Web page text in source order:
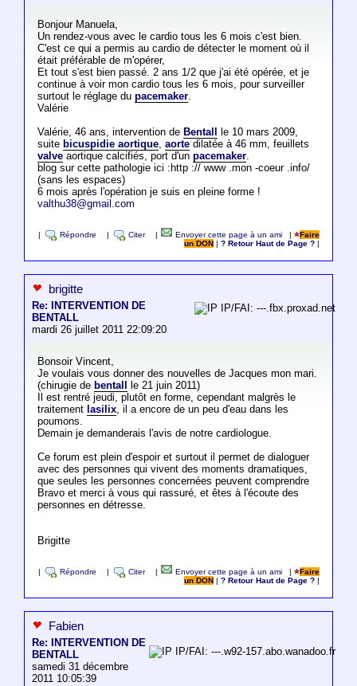
Bonjour Manuela,
Un rendez-vous avec le cardio tous les 6 mois c'est bien.
C'est ce qui a permis au cardio de détecter le moment où il
était préférable de m'opérer,
Et tout s'est bien passé. 2 ans 1/2 que j'ai été opérée, et je
continue à voir mon cardio tous les 6 mois, pour surveiller
surtout le réglage du pacemaker.
Valérie
Valérie, 46 ans, intervention de Bentall
le 10 mars 2009,
suite bicuspidie aortique, aortedilatée à 46 mm, feuillets
valveaortique calcifiés, port d'un pacemaker.
blog sur cette pathologie ici :http :// www .mon -coeur .info/
(sans les espaces)
6 mois après l'opération je suis en pleine forme !
valthu38@gmail.com
Répondre Citer Envoyer cette page à un ami |
Faire
un DON
|? Retour Haut de Page ?
brigitte
Re: INTERVENTION DE
BENTALL
mardi 26 juillet 2011 22:09:20
IP/FAI: ---.fbx.proxad.net
Bonsoir Vincent,
Je voulais vous donner des nouvelles de Jacques mon mari.
(chirugie de bentall
le 21 juin 2011)
Il est rentré jeudi, plutôt en forme, cependant malgrès le
traitement lasilix, il a encore de un peu d'eau dans les
poumons.
Demain je demanderais l'avis de notre cardiologue.
Ce forum est plein d'espoir et surtout il permet de dialoguer
avec des personnes qui vivent des moments dramatiques,
que seules les personnes concernées peuvent comprendre
Bravo et merci à vous qui rassuré, et êtes à l'écoute des
personnes en détresse.
Brigitte
Répondre Citer Envoyer cette page à un ami |
Faire
un DON
|? Retour Haut de Page ?
Fabien
Re: INTERVENTION DE
BENTALL
samedi 31 décembre
2011 10:05:39
IP/FAI: ---.w92-157.abo.wanadoo.fr